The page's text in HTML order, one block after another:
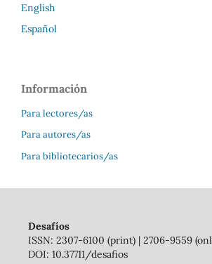
English
Español
Información
Para lectores/as
Para autores/as
Para bibliotecarios/as
Desafíos
ISSN: 2307-6100 (print) | 2706-9559
DOI: 10.37711/desafios